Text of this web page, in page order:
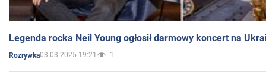
Legenda rocka Neil Young ogłosił darmowy koncert na
Rozrywka03.03.2025 19:21 1